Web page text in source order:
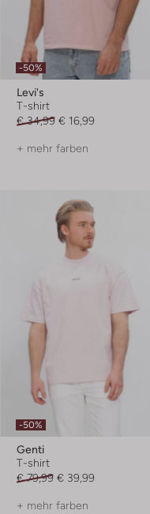
-50%
Levi's
T-shirt
€ 34,99 € 16,99
+ mehr farben
-50%
Genti
T-shirt
€ 79,99 € 39,99
+ mehr farben